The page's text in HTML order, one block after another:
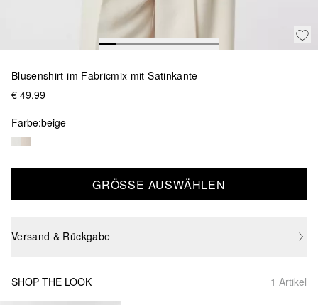
Blusenshirt im Fabricmix mit Satinkante
€ 49,99
Farbe:beige
GRÖSSE AUSWÄHLEN
Versand & Rückgabe
SHOP THE LOOK 1 Artikel